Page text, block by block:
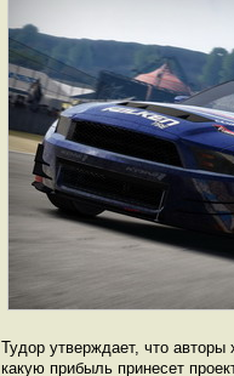
Тудор утверждает, что
какую прибыль принесет